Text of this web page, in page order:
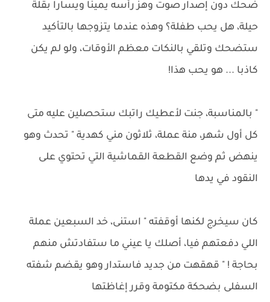
ضحك دون إصدار صوت وهز رأسه يمينا ويسارا بقلة
حيلة، هل يحب طفلة؟ وهذه عندما يتزوجها بالتأكيد
ستضحك وتلقي بالنكات معظم الأوقات، ولو لم يكن
كاذبا ... هو يحب هذا!
" بالمناسبة، جنت لأعطيك راتبك ستحصلين عليه متى
كل أول شهر، منة عملة، ثلاثون مني كهدية " تحدث وهو
ينهض ثم وضع القطعة القماشية التي تحتوي على
النقود في يدها
كان سيخرج لكنها أوقفته " استنى، خد السبعين عملة
اللي دفعتهم فيا، أصلك يا عيني ما ستفادتش منهم
بحاجة ! " قهقهت من جديد فاستدار وهو يقضم شفته
السفلى بضحكة مكتومة وقرر إغاظتها